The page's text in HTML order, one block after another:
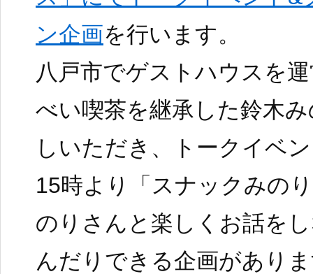
ン企画を行います。
八戸市でゲストハウスを
べい喫茶を継承した鈴木
しいただき、トークイベ
15時より「スナックみの
のりさんと楽しくお話を
んだりできる企画があり